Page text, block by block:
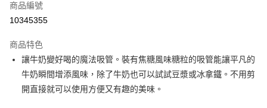
LINE Pay
街口支付
悠遊付
商品編號
10345355
商品特色
讓牛奶變好喝的魔法吸管。裝有焦糖風味糖粒的吸管能讓平凡的
牛奶瞬間增添風味，除了牛奶也可以試試豆漿或冰拿鐵。不用剪
開直接就可以使用方便又有趣的美味。